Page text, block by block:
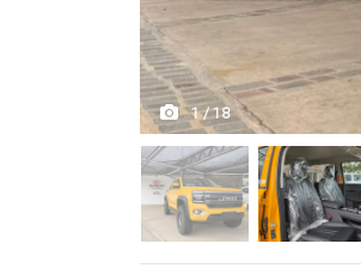
1 / 18